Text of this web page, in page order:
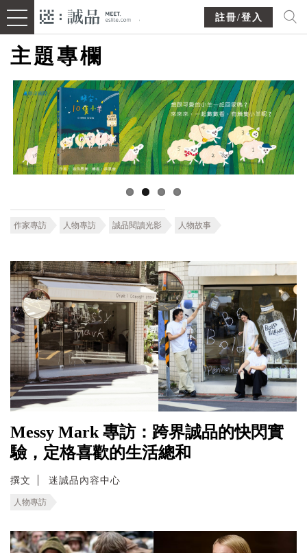
註冊/登入
主題專欄
作家專訪 人物專訪 誠品閱讀光影 人物故事
Messy Mark 專訪：跨界誠品的快閃實
驗，定格喜歡的生活總和
撰文 迷誠品內容中心
人物專訪